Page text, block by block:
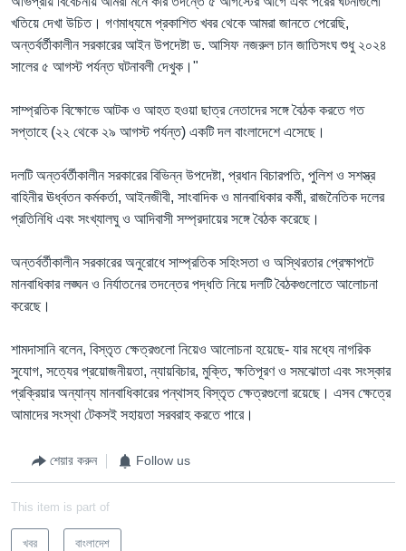
খতিয়ে দেখা উচিত। গণমাধ্যমে প্রকাশিত খবর থেকে আমরা জানতে পেরেছি,
অন্তর্বর্তীকালীন সরকারের আইন উপদেষ্টা ড. আসিফ নজরুল চান জাতিসংঘ শুধু ২০২৪
সালের ৫ আগস্ট পর্যন্ত ঘটনাবলী দেখুক।"
সাম্প্রতিক বিক্ষোভে আটক ও আহত হওয়া ছাত্র নেতাদের সঙ্গে বৈঠক করতে গত
সপ্তাহে (২২ থেকে ২৯ আগস্ট পর্যন্ত) একটি দল বাংলাদেশে এসেছে।
দলটি অন্তর্বর্তীকালীন সরকারের বিভিন্ন উপদেষ্টা, প্রধান বিচারপতি, পুলিশ ও সশস্ত্র
বাহিনীর ঊর্ধ্বতন কর্মকর্তা, আইনজীবী, সাংবাদিক ও মানবাধিকার কর্মী, রাজনৈতিক দলের
প্রতিনিধি এবং সংখ্যালঘু ও আদিবাসী সম্প্রদায়ের সঙ্গে বৈঠক করেছে।
অন্তর্বর্তীকালীন সরকারের অনুরোধে সাম্প্রতিক সহিংসতা ও অস্থিরতার প্রেক্ষাপটে
মানবাধিকার লঙ্ঘন ও নির্যাতনের তদন্তের পদ্ধতি নিয়ে দলটি বৈঠকগুলোতে আলোচনা
করেছে।
শামদাসানি বলেন, বিস্তৃত ক্ষেত্রগুলো নিয়েও আলোচনা হয়েছে- যার মধ্যে নাগরিক
সুযোগ, সত্যের প্রয়োজনীয়তা, ন্যায়বিচার, মুক্তি, ক্ষতিপূরণ ও সমঝোতা এবং সংস্কার
প্রক্রিয়ার অন্যান্য মানবাধিকারের পন্থাসহ বিস্তৃত ক্ষেত্রগুলো রয়েছে। এসব ক্ষেত্রে
আমাদের সংস্থা টেকসই সহায়তা সরবরাহ করতে পারে।
শেয়ার করুন Follow us
This item is part of
খবর বাংলাদেশ